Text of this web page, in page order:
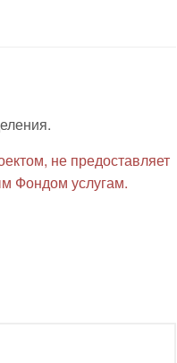
не предоставляет
Фондом услугам.